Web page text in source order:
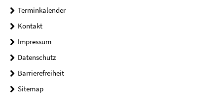
Terminkalender
Kontakt
Impressum
Datenschutz
Barrierefreiheit
Sitemap